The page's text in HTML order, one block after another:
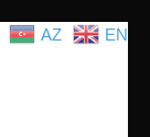
AZ EN